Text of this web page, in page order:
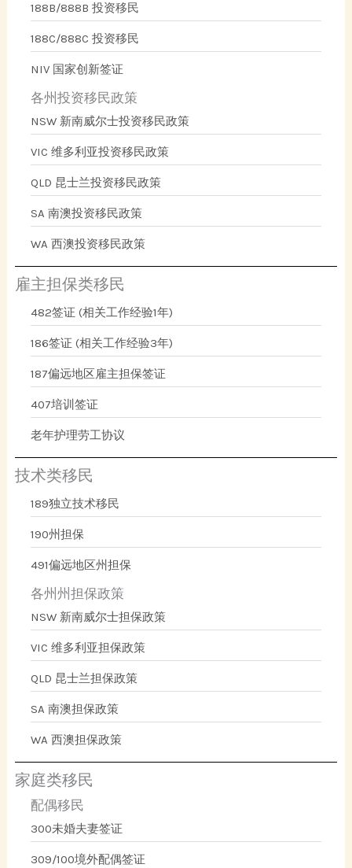
188B/888B 投资移民
188C/888C 投资移民
NIV 国家创新签证
各州投资移民政策
NSW 新南威尔士投资移民政策
VIC 维多利亚投资移民政策
QLD 昆士兰投资移民政策
SA 南澳投资移民政策
WA 西澳投资移民政策
雇主担保类移民
482签证 (相关工作经验1年)
186签证 (相关工作经验3年)
187偏远地区雇主担保签证
407培训签证
老年护理劳工协议
技术类移民
189独立技术移民
190州担保
491偏远地区州担保
各州州担保政策
NSW 新南威尔士担保政策
VIC 维多利亚担保政策
QLD 昆士兰担保政策
SA 南澳担保政策
WA 西澳担保政策
家庭类移民
配偶移民
300未婚夫妻签证
309/100境外配偶签证